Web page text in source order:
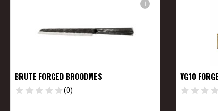
i
BRUTE FORGED BROODMES
(0)
VG10